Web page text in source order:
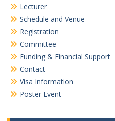
Lecturer
Schedule and Venue
Registration
Committee
Funding & Financial Support
Contact
Visa Information
Poster Event